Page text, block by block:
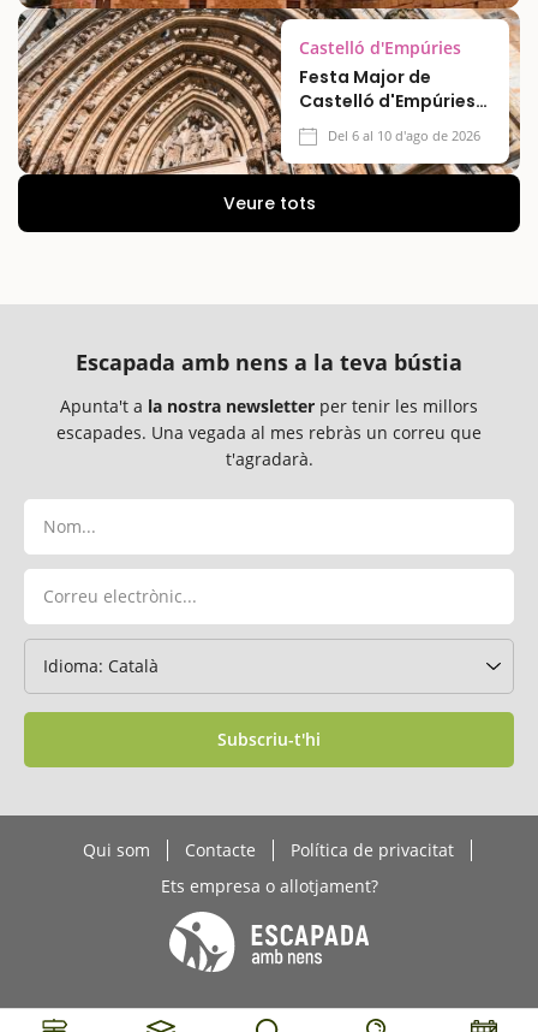
Castelló d'Empúries
Festa Major de
Castelló d'Empúries
2026Del 6 al 10 d'ago de 2026
Veure tots
Escapada amb nens a la teva bústia
Apunta't a la nostra newsletter per tenir les millors
escapades. Una vegada al mes rebràs un correu que
t'agradarà.
Subscriu-t'hi
Qui som Contacte
Política de privacitat
Ets empresa o allotjament?